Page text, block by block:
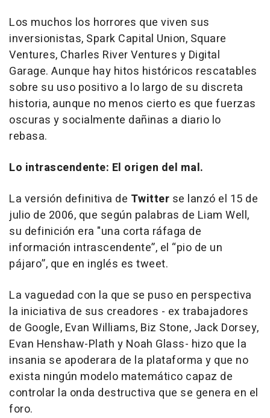
Los muchos los horrores que viven sus
inversionistas, Spark Capital Union, Square
Ventures, Charles River Ventures y Digital
Garage. Aunque hay hitos históricos rescatables
sobre su uso positivo a lo largo de su discreta
historia, aunque no menos cierto es que fuerzas
oscuras y socialmente dañinas a diario lo
rebasa.
Lo intrascendente: El origen del mal.
La versión definitiva de Twitter se lanzó el 15 de
julio de 2006, que según palabras de Liam Well,
su definición era "una corta ráfaga de
información intrascendente”, el “pio de un
pájaro”, que en inglés es tweet.
La vaguedad con la que se puso en perspectiva
la iniciativa de sus creadores - ex trabajadores
de Google, Evan Williams, Biz Stone, Jack Dorsey,
Evan Henshaw-Plath y Noah Glass- hizo que la
insania se apoderara de la plataforma y que no
exista ningún modelo matemático capaz de
controlar la onda destructiva que se genera en el
foro.